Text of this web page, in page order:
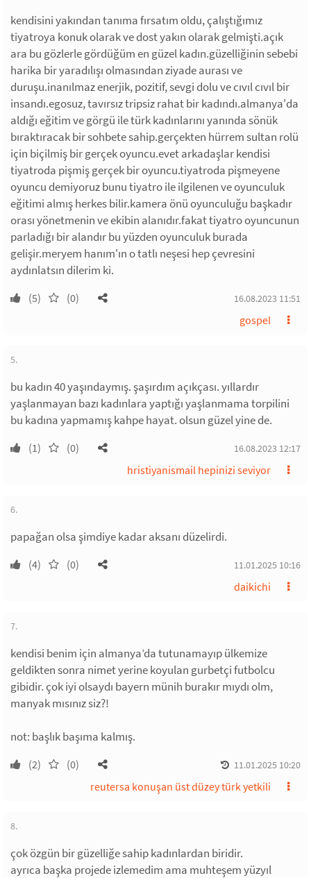
kendisini yakından tanıma fırsatım oldu, çalıştığımız
tiyatroya konuk olarak ve dost yakın olarak gelmişti.açık
ara bu gözlerle gördüğüm en güzel kadın.güzelliğinin sebebi
harika bir yaradılışı olmasından ziyade aurası ve
duruşu.inanılmaz enerjik, pozitif, sevgi dolu ve cıvıl cıvıl bir
insandı.egosuz, tavırsız tripsiz rahat bir kadındı.almanya'da
aldığı eğitim ve görgü ile türk kadınlarını yanında sönük
bıraktıracak bir sohbete sahip.gerçekten hürrem sultan rolü
için biçilmiş bir gerçek oyuncu.evet arkadaşlar kendisi
tiyatroda pişmiş gerçek bir oyuncu.tiyatroda pişmeyene
oyuncu demiyoruz bunu tiyatro ile ilgilenen ve oyunculuk
eğitimi almış herkes bilir.kamera önü oyunculuğu başkadır
orası yönetmenin ve ekibin alanıdır.fakat tiyatro oyuncunun
parladığı bir alandır bu yüzden oyunculuk burada
gelişir.meryem hanım'ın o tatlı neşesi hep çevresini
aydınlatsın dilerim ki.
(5) (0) 16.08.2023 11:51
gospel
5.
bu kadın 40 yaşındaymış. şaşırdım açıkçası. yıllardır
yaşlanmayan bazı kadınlara yaptığı yaşlanmama torpilini
bu kadına yapmamış kahpe hayat. olsun güzel yine de.
(1) (0) 16.08.2023 12:17
hristiyanismail hepinizi seviyor
6.
papağan olsa şimdiye kadar aksanı düzelirdi.
(4) (0) 11.01.2025 10:16
daikichi
7.
kendisi benim için almanya’da tutunamayıp ülkemize
geldikten sonra nimet yerine koyulan gurbetçi futbolcu
gibidir. çok iyi olsaydı bayern münih burakır mıydı olm,
manyak mısınız siz?!
not: başlık başıma kalmış.
(2) (0) 11.01.2025 10:20
reutersa konuşan üst düzey türk yetkili
8.
çok özgün bir güzelliğe sahip kadınlardan biridir.
ayrıca başka projede izlemedim ama muhteşem yüzyıl